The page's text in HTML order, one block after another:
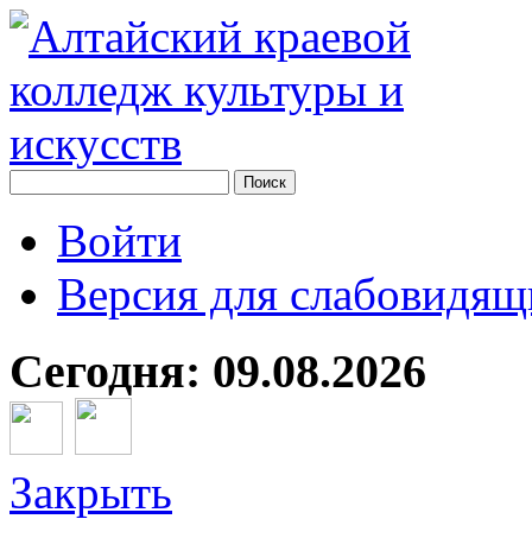
Войти
Версия для
Сегодня: 09.08.2026
Закрыть